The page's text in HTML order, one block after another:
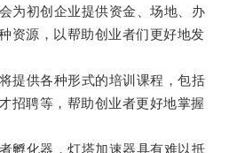
初创企业提供资金、场地、办
资源，以帮助创业者们更好地发
供各种形式的培训课程，包括
招聘等，帮助创业者更好地掌握
化器，灯塔加速器具有难以抵